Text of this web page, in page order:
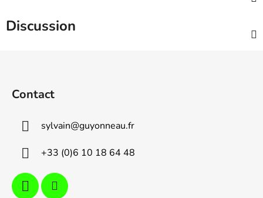
Discussion
Contact
sylvain@guyonneau.fr
+33 (0)6 10 18 64 48